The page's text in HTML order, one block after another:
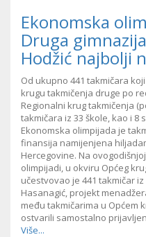
Ekonomska
Druga
Hodžić najbolji
Od ukupno 441 takmičara
krugu takmičenja druge po
Regionalni krug takmičenja
takmičara iz 33 škole, kao i
Ekonomska olimpijada je
finansija namijenjena
Hercegovine. Na
olimpijadi, u okviru Općeg
učestvovao je 441 takmičar
Hasanagić, projekt
među takmičarima u Općem
ostvarili samostalno
Više...